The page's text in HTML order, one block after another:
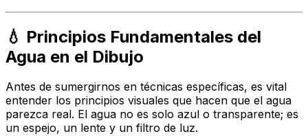
💧 Principios Fundamentales del
Agua en el Dibujo
Antes de sumergirnos en técnicas específicas, es vital
entender los principios visuales que hacen que el agua
parezca real. El agua no es solo azul o transparente; es
un espejo, un lente y un filtro de luz.